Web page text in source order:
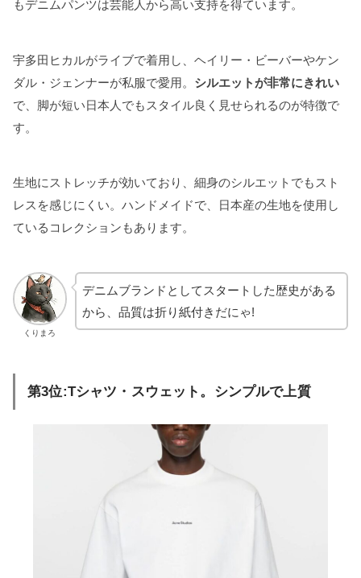
もデニムパンツは芸能人から高い支持を得ています。
宇多田ヒカルがライブで着用し、ヘイリー・ビーバーやケン
ダル・ジェンナーが私服で愛用。 シルエットが非常にきれい
で、脚が短い日本人でもスタイル良く見せられるのが特徴で
す。
生地にストレッチが効いており、細身のシルエットでもスト
レスを感じにくい。ハンドメイドで、日本産の生地を使用し
ているコレクションもあります。
くりまろ
デニムブランドとしてスタートした歴史がある
から、品質は折り紙付きだにゃ!
第3位:Tシャツ・スウェット。シンプルで上質